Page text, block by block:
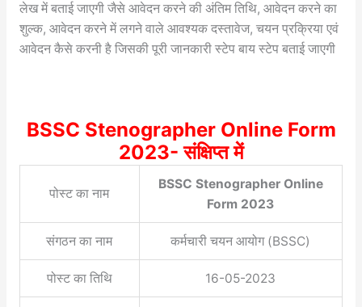
लेख में बताई जाएगी जैसे आवेदन करने की अंतिम तिथि, आवेदन करने का
शुल्क, आवेदन करने में लगने वाले आवश्यक दस्तावेज, चयन प्रक्रिया एवं
आवेदन कैसे करनी है जिसकी पूरी जानकारी स्टेप बाय स्टेप बताई जाएगी
BSSC Stenographer Online Form
2023- संक्षिप्त में
पोस्ट का नाम
BSSC Stenographer Online
Form 2023
संगठन का नाम कर्मचारी चयन आयोग (BSSC)
पोस्ट का तिथि 16-05-2023